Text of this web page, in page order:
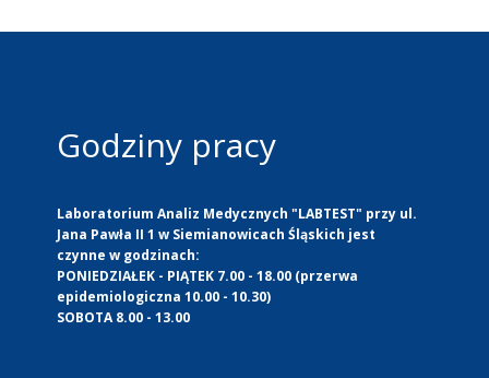
Godziny pracy
Laboratorium Analiz Medycznych "LABTEST" przy ul.
Jana Pawła II 1 w Siemianowicach Śląskich jest
czynne w godzinach:
PONIEDZIAŁEK - PIĄTEK 7.00 - 18.00 (przerwa
epidemiologiczna 10.00 - 10.30)
SOBOTA 8.00 - 13.00